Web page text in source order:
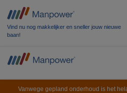
Vind nu nog makkelijker en sneller jouw nieuwe
baan!
Vanwege gepland onderhoud is het